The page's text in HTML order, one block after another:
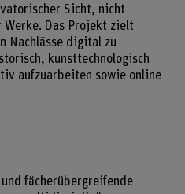
Sicht, nicht
Werke. Das Projekt zielt
Nachlässe digital zu
kunsttechnologisch
aufzuarbeiten sowie online
fächerübergreifende